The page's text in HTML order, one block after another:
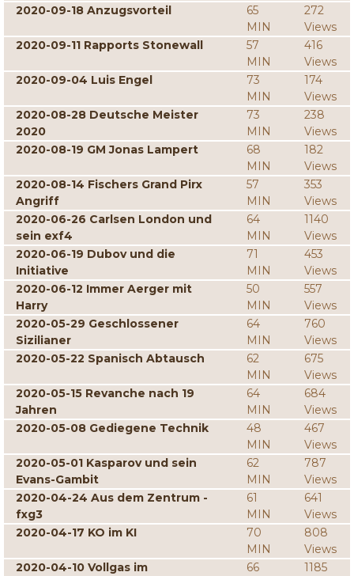
2020-09-18 Anzugsvorteil
65
MIN
272
Views
2020-09-11 Rapports Stonewall
57
MIN
416
Views
2020-09-04 Luis Engel
73
MIN
174
Views
2020-08-28 Deutsche Meister
2020
73
MIN
238
Views
2020-08-19 GM Jonas Lampert
68
MIN
182
Views
2020-08-14 Fischers Grand Pirx
Angriff
57
MIN
353
Views
2020-06-26 Carlsen London und
sein exf4
64
MIN
1140
Views
2020-06-19 Dubov und die
Initiative
71
MIN
453
Views
2020-06-12 Immer Aerger mit
Harry
50
MIN
557
Views
2020-05-29 Geschlossener
Sizilianer
64
MIN
760
Views
2020-05-22 Spanisch Abtausch
62
MIN
675
Views
2020-05-15 Revanche nach 19
Jahren
64
MIN
684
Views
2020-05-08 Gediegene Technik
48
MIN
467
Views
2020-05-01 Kasparov und sein
Evans-Gambit
62
MIN
787
Views
2020-04-24 Aus dem Zentrum -
fxg3
61
MIN
641
Views
2020-04-17 KO im KI
70
MIN
808
Views
2020-04-10 Vollgas im
66
1185